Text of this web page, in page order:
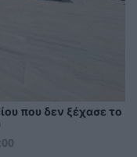
που δεν ξέχασε το